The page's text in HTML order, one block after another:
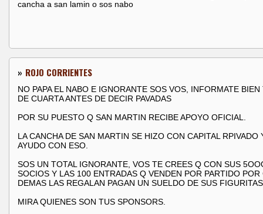
cancha a san lamin o sos nabo
» ROJO CORRIENTES
NO PAPA EL NABO E IGNORANTE SOS VOS, INFORMATE
DE CUARTA ANTES DE DECIR PAVADAS
POR SU PUESTO Q SAN MARTIN RECIBE APOYO OFICIAL.
LA CANCHA DE SAN MARTIN SE HIZO CON CAPITAL RPIVADO
AYUDO CON ESO.
SOS UN TOTAL IGNORANTE, VOS TE CREES Q CON SUS
SOCIOS Y LAS 100 ENTRADAS Q VENDEN POR PARTIDO POR
DEMAS LAS REGALAN PAGAN UN SUELDO DE SUS
MIRA QUIENES SON TUS SPONSORS.